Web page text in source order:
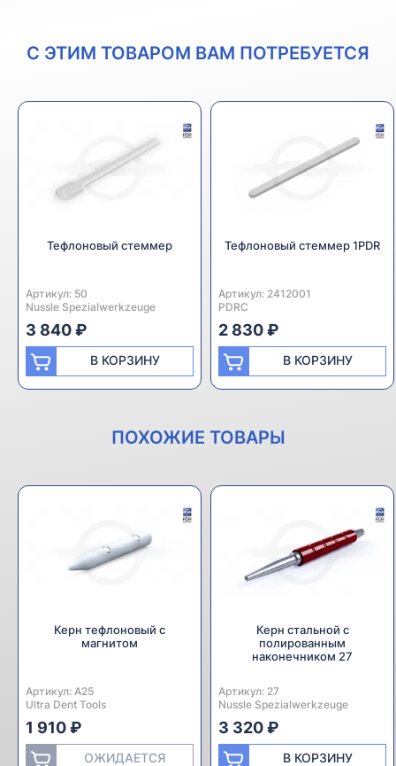
С ЭТИМ ТОВАРОМ ВАМ ПОТРЕБУЕТСЯ
Тефлоновый стеммер
Артикул: 50
Производитель:
Nussle Spezialwerkzeuge
3 840 ₽
В КОРЗИНУ
Тефлоновый стеммер 1PDR
Артикул: 2412001
Производитель:
PDRC
2 830 ₽
В КОРЗИНУ
ПОХОЖИЕ ТОВАРЫ
Керн тефлоновый с
магнитом
Артикул: A25
Производитель:
Ultra Dent Tools
1 910 ₽
ОЖИДАЕТСЯ
Керн стальной с
полированным
наконечником 27
Артикул: 27
Производитель:
Nussle Spezialwerkzeuge
3 320 ₽
В КОРЗИНУ